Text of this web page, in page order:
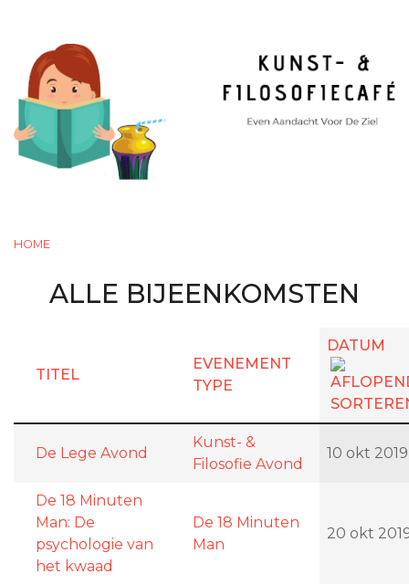
inhoud
gaan
HOME
ALLE BIJEENKOMSTEN
TITEL
EVENEMENT
TYPE
DATUM
De Lege Avond
Kunst- &
Filosofie Avond
10 okt 2019
De 18 Minuten
Man: De
psychologie van
het kwaad
De 18 Minuten
Man
20 okt